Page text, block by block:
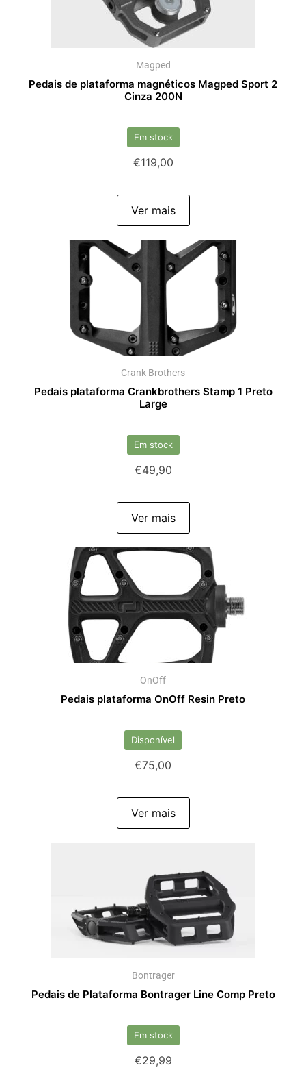
Magped
Pedais de plataforma magnéticos Magped Sport 2
Cinza 200N
Em stock
€119,00
Ver mais
Crank Brothers
Pedais plataforma Crankbrothers Stamp 1 Preto
Large
Em stock
€49,90
Ver mais
OnOff
Pedais plataforma OnOff Resin Preto
Disponível
€75,00
Ver mais
Bontrager
Pedais de Plataforma Bontrager Line Comp Preto
Em stock
€29,99